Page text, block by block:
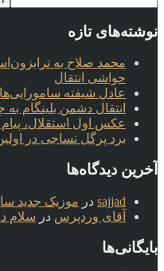
نوشته‌های تازه
محمد صلاح به
حواشی انتقال
عادل شیفته
انتقال دشمن بلینگام
عکس اول استقلال،
برد پرگل نساجی در
آخرین دیدگاه‌ها
sajjad در موزیک جدید
آقای وردپرس در سلام
بایگانی‌ها